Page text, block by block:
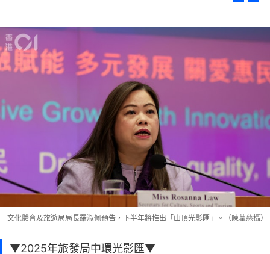
文化體育及旅遊局局長羅淑佩預告，下半年將推出「山頂光影匯」。（陳葦慈攝）
▼2025年旅發局中環光影匯▼